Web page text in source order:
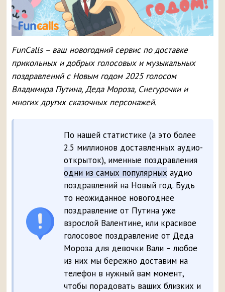
FunCalls – ваш новогодний сервис по доставке
прикольных и добрых голосовых и музыкальных
поздравлений с Новым годом 2025 голосом
Владимира Путина, Деда Мороза, Снегурочки и
многих других сказочных персонажей.
По нашей статистике (а это более
2.5 миллионов доставленных аудио-
открыток), именные поздравления
одни из самых популярных аудио
поздравлений на Новый год. Будь
то неожиданное новогоднее
поздравление от Путина уже
взрослой Валентине, или красивое
голосовое поздравление от Деда
Мороза для девочки Вали – любое
из них мы бережно доставим на
телефон в нужный вам момент,
чтобы порадовать ваших близких и